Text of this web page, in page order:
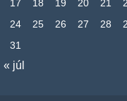
17
18 19 20 21
24
25 26 27 28
31
« júl